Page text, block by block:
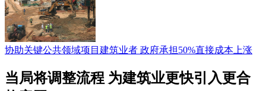
协助关键公共领域项目建筑业者 政府承担50%直接成本上涨
当局将调整流程 为建筑业更快引入更合